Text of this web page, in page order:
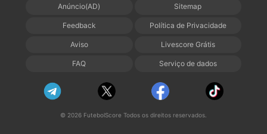
Anúncio(AD) Sitemap
Feedback Política de Privacidade
Aviso Livescore Grátis
FAQ Serviço de dados
© 2026 FutebolScore Todos os direitos reservados.